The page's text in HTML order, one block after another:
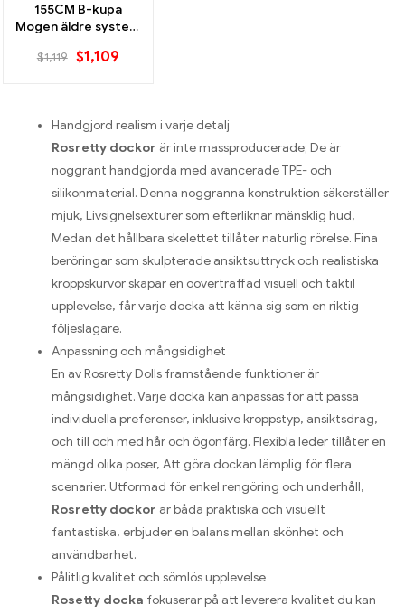
155CM B-kupa
Mogen äldre syster-
$1,119 $1,109
Handgjord realism i varje detalj
Rosretty dockor är inte massproducerade; De är
noggrant handgjorda med avancerade TPE- och
silikonmaterial. Denna noggranna konstruktion säkerställer
mjuk, Livsignelsexturer som efterliknar mänsklig hud,
Medan det hållbara skelettet tillåter naturlig rörelse. Fina
beröringar som skulpterade ansiktsuttryck och realistiska
kroppskurvor skapar en oöverträffad visuell och taktil
upplevelse, får varje docka att känna sig som en riktig
följeslagare.
Anpassning och mångsidighet
En av Rosretty Dolls framstående funktioner är
mångsidighet. Varje docka kan anpassas för att passa
individuella preferenser, inklusive kroppstyp, ansiktsdrag,
och till och med hår och ögonfärg. Flexibla leder tillåter en
mängd olika poser, Att göra dockan lämplig för flera
scenarier. Utformad för enkel rengöring och underhåll,
Rosretty dockor är båda praktiska och visuellt
fantastiska, erbjuder en balans mellan skönhet och
användbarhet.
Pålitlig kvalitet och sömlös upplevelse
Rosetty docka fokuserar på att leverera kvalitet du kan